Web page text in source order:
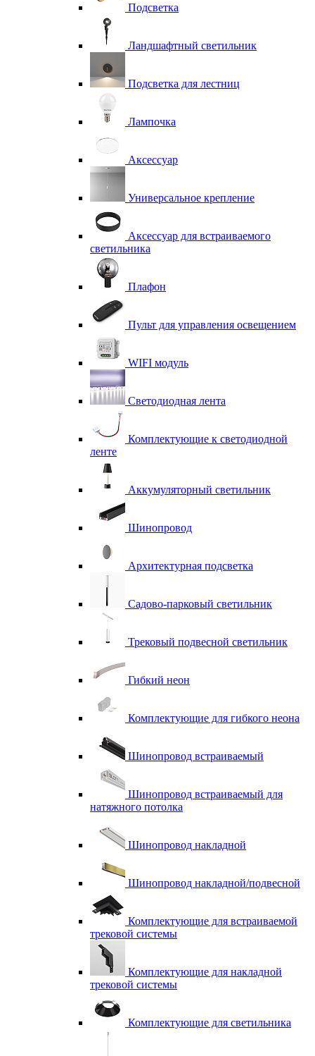
Подсветка
Ландшафтный светильник
Подсветка для лестниц
Лампочка
Аксессуар
Универсальное крепление
Аксессуар для встраиваемого
светильника
Плафон
Пульт для управления освещением
WIFI модуль
Светодиодная лента
Комплектующие к светодиодной
ленте
Аккумуляторный светильник
Шинопровод
Архитектурная подсветка
Садово-парковый светильник
Трековый подвесной светильник
Гибкий неон
Комплектующие для гибкого неона
Шинопровод встраиваемый
Шинопровод встраиваемый для
натяжного потолка
Шинопровод накладной
Шинопровод накладной/подвесной
Комплектующие для встраиваемой
трековой системы
Комплектующие для накладной
трековой системы
Комплектующие для светильника